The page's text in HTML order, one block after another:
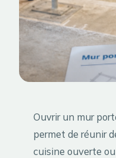
Ouvrir un mur
permet de réunir
cuisine ouverte